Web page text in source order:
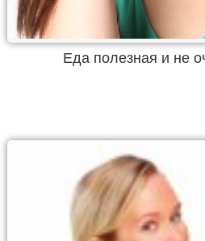
Еда полезная и не